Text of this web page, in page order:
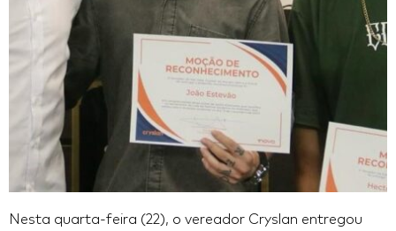
Nesta quarta-feira (22), o vereador Cryslan entregou